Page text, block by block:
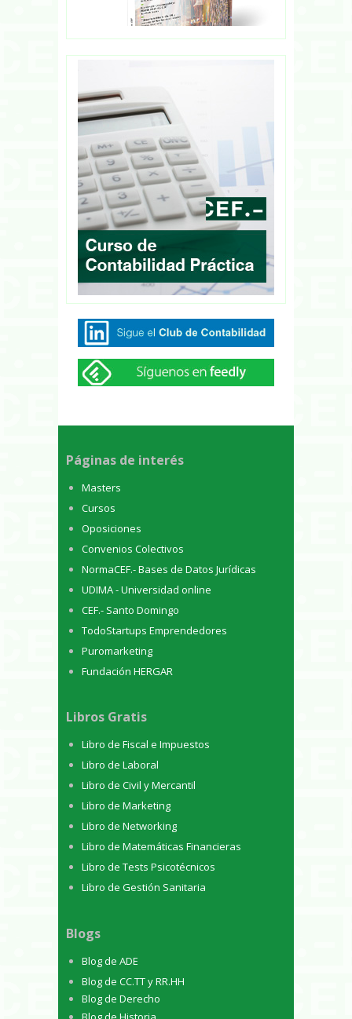
Páginas de interés
Masters
Cursos
Oposiciones
Convenios Colectivos
NormaCEF.- Bases de Datos Jurídicas
UDIMA - Universidad online
CEF.- Santo Domingo
TodoStartups Emprendedores
Puromarketing
Fundación HERGAR
Libros Gratis
Libro de Fiscal e Impuestos
Libro de Laboral
Libro de Civil y Mercantil
Libro de Marketing
Libro de Networking
Libro de Matemáticas Financieras
Libro de Tests Psicotécnicos
Libro de Gestión Sanitaria
Blogs
Blog de ADE
Blog de CC.TT y RR.HH
Blog de Derecho